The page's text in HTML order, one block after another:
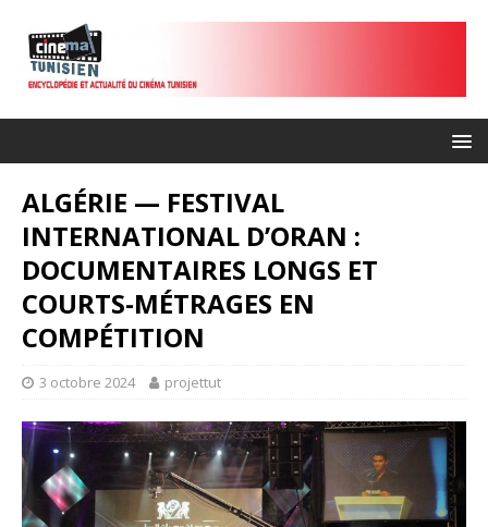
ALGÉRIE — FESTIVAL
INTERNATIONAL D’ORAN :
DOCUMENTAIRES LONGS ET
COURTS-MÉTRAGES EN
COMPÉTITION
3 octobre 2024 projettut